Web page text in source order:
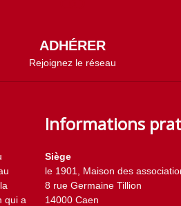
ADHÉRER
Rejoignez le réseau
qui a
Informations
Siège
le 1901, Maison des
8 rue Germaine Tillion
14000 Caen